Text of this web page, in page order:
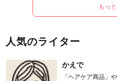
もっ
人気のライター
かえで
「ヘアケア商品」